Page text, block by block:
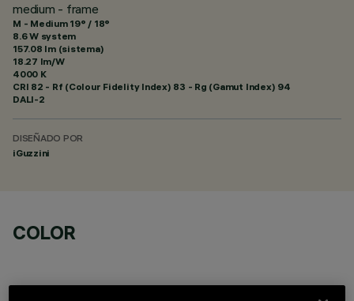
medium - frame
M - Medium 19° / 18°
8.6 W system
157.08 lm (sistema)
18.27 lm/W
4000 K
CRI 82 - Rf (Colour Fidelity Index) 83 - Rg (Gamut Index) 94
DALI-2
DISEÑADO POR
iGuzzini
COLOR